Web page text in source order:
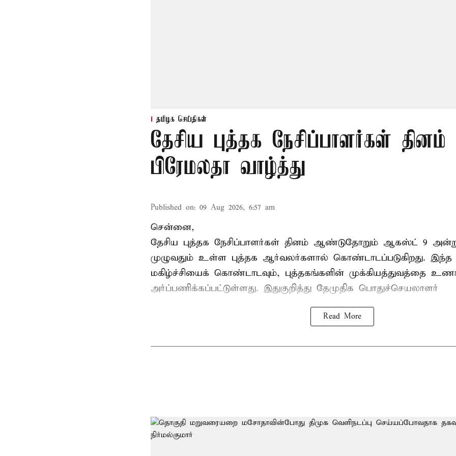
தமிழக செய்திகள்
தேசிய புத்தக நேசிப்பாளர்கள் தினம்
பிரேமலதா வாழ்த்து
Published on: 09 Aug 2026, 6:57 am
சென்னை,
தேசிய புத்தக நேசிப்பாளர்கள் தினம் ஆண்டுதோறும் ஆகஸ்ட் 9
முழுவதும் உள்ள புத்தக ஆர்வலர்களால் கொண்டாடப்படுகிறது. இந்த
மகிழ்ச்சியைக் கொண்டாடவும், புத்தகங்களின் முக்கியத்துவத்தை
அர்ப்பணிக்கப்பட்டுள்ளது. இதுகுறித்து தேமுதிக பொதுச்செயலாளர்
Read More